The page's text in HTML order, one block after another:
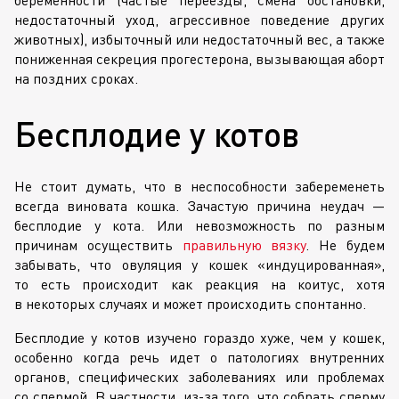
недостаточный уход, агрессивное поведение других
животных), избыточный или недостаточный вес, а также
пониженная секреция прогестерона, вызывающая аборт
на поздних сроках.
Бесплодие у котов
Не стоит думать, что в неспособности забеременеть
всегда виновата кошка. Зачастую причина неудач —
бесплодие у кота. Или невозможность по разным
причинам осуществить правильную вязку. Не будем
забывать, что овуляция у кошек «индуцированная»,
то есть происходит как реакция на коитус, хотя
в некоторых случаях и может происходить спонтанно.
Бесплодие у котов изучено гораздо хуже, чем у кошек,
особенно когда речь идет о патологиях внутренних
органов, специфических заболеваниях или проблемах